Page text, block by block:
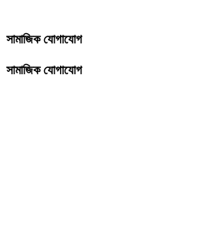
সামাজিক যোগাযোগ
সামাজিক যোগাযোগ